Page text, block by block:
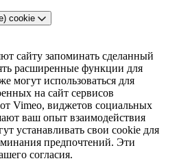
cookie
сайту запоминать сделанный
расширенные функции для
могут использоваться для
на сайт сервисов
Vimeo, виджетов социальных
ваш опыт взаимодействия
устанавливать свои cookie для
предпочтений. Эти
согласия.